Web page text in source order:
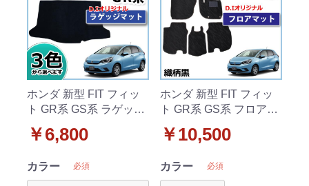
ホンダ 新型 FIT フィッ
ト GR系 GS系 ラゲッジ
マット トランクマット
DXシリーズ 社外新品
￥6,800
カラー 必須
ホンダ 新型 FIT フィッ
ト GR系 GS系 フロアマ
ット カーマット 織柄黒
社外新品
￥10,500
カラー 必須